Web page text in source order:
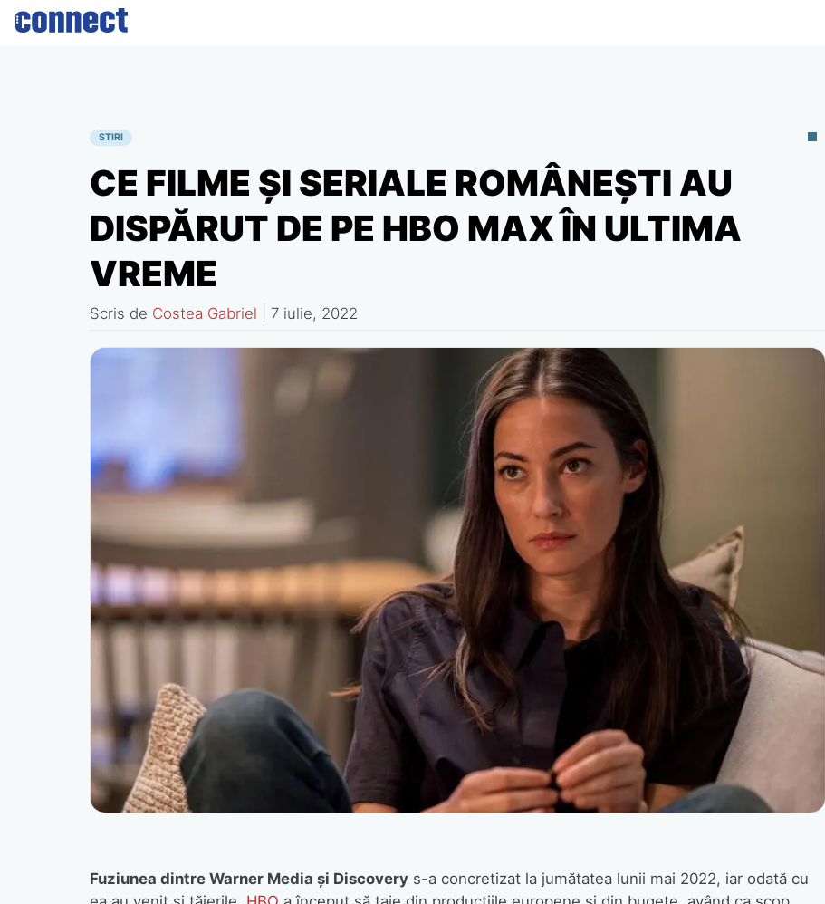
Skip
STIRI
CE FILME ŞI SERIALE ROMÂNEŞTI AU
DISPĂRUT DE PE HBO MAX ÎN ULTIMA
VREME
Scris de Costea Gabriel 7 iulie, 2022
Fuziunea dintre Warner Media şi Discoverys-a concretizat la jumătatea lunii mai 2022, iar odată cu